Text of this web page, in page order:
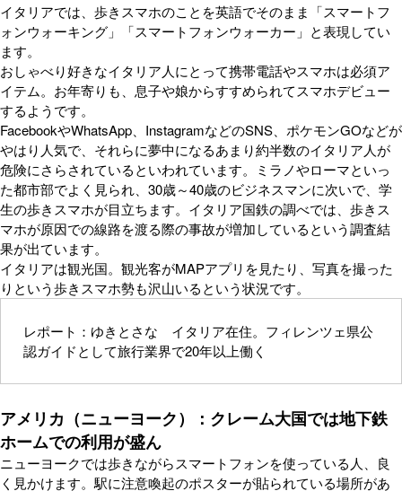
イタリアでは、歩きスマホのことを英語でそのまま「スマートフ
ォンウォーキング」「スマートフォンウォーカー」と表現してい
ます。
おしゃべり好きなイタリア人にとって携帯電話やスマホは必須ア
イテム。お年寄りも、息子や娘からすすめられてスマホデビュー
するようです。
FacebookやWhatsApp、InstagramなどのSNS、ポケモンGOなどが
やはり人気で、それらに夢中になるあまり約半数のイタリア人が
危険にさらされているといわれています。ミラノやローマといっ
た都市部でよく見られ、30歳～40歳のビジネスマンに次いで、学
生の歩きスマホが目立ちます。イタリア国鉄の調べでは、歩きス
マホが原因での線路を渡る際の事故が増加しているという調査結
果が出ています。
イタリアは観光国。観光客がMAPアプリを見たり、写真を撮った
りという歩きスマホ勢も沢山いるという状況です。
レポート：ゆきとさな イタリア在住。フィレンツェ県公
認ガイドとして旅行業界で20年以上働く
アメリカ（ニューヨーク）：クレーム大国では地下鉄
ホームでの利用が盛ん
ニューヨークでは歩きながらスマートフォンを使っている人、良
く見かけます。駅に注意喚起のポスターが貼られている場所があ